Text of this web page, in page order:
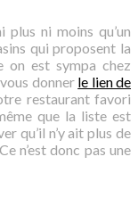
plus ni moins qu’un
qui proposent la
on est sympa chez
donner le lien de
restaurant favori
que la liste est
qu’il n’y ait plus de
n’est donc pas une